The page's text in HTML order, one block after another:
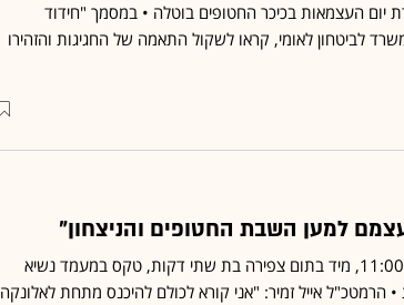
יום העצמאות בכיכר החטופים בוטלה • במסמך "חידוד
לביטחון לאומי, קראו לשקול התאמה של החגיגות והזהירו
עצמם למען השבת החטופים והניצחון"
בהיכל הזיכרון הממלכתי החל בשעה 11:00, מיד בתום צפירה בת שתי דקות, טקס במעמד נשיא
אייל זמיר: "אני קורא לכולם להיכנס מתחת לאלונקה